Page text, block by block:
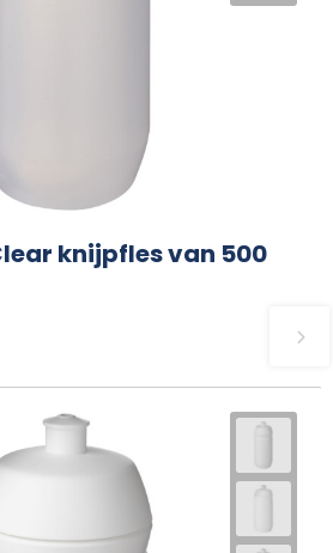
knijpfles van 500